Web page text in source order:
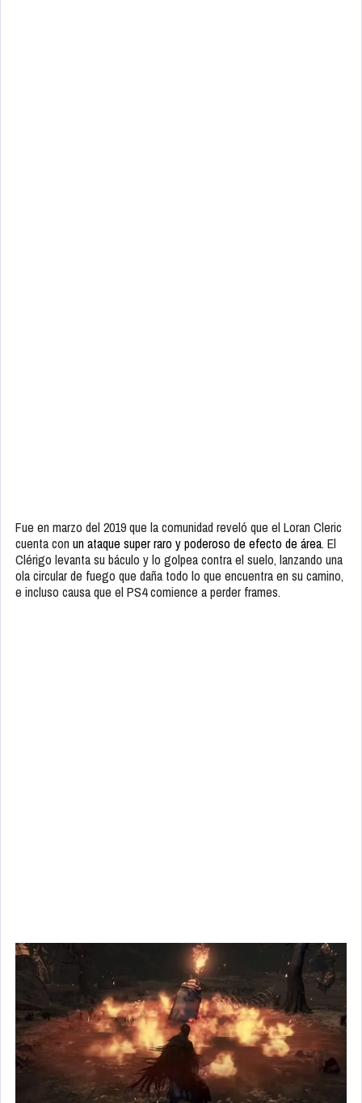
Fue en marzo del 2019 que la comunidad reveló que el Loran Cleric
cuenta con un ataque super raro y poderoso de efecto de área. El
Clérigo levanta su báculo y lo golpea contra el suelo, lanzando una
ola circular de fuego que daña todo lo que encuentra en su camino,
e incluso causa que el PS4 comience a perder frames.